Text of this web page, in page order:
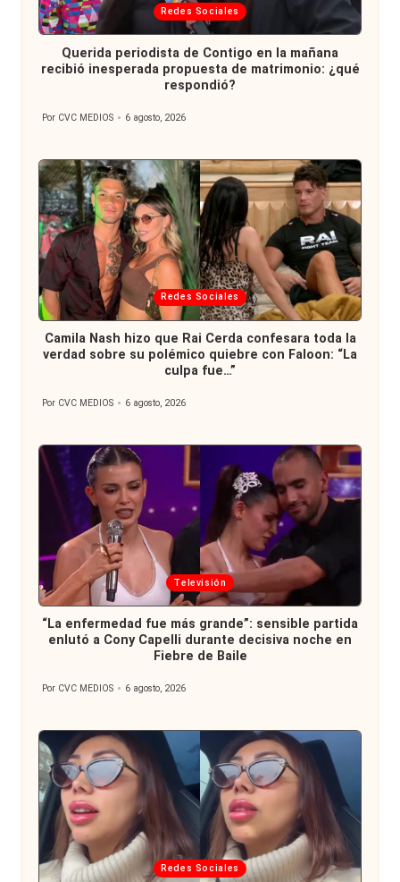
Publicada
en
Redes Sociales
Querida periodista de Contigo en la mañana
recibió inesperada propuesta de matrimonio: ¿qué
respondió?
Publicado
Por CVC MEDIOS 6 agosto, 2026
Publicada
en
Redes Sociales
Camila Nash hizo que Rai Cerda confesara toda la
verdad sobre su polémico quiebre con Faloon: “La
culpa fue…”
Publicado
Por CVC MEDIOS 6 agosto, 2026
Publicada
en
Televisión
“La enfermedad fue más grande”: sensible partida
enlutó a Cony Capelli durante decisiva noche en
Fiebre de Baile
Publicado
Por CVC MEDIOS 6 agosto, 2026
Publicada
Redes Sociales